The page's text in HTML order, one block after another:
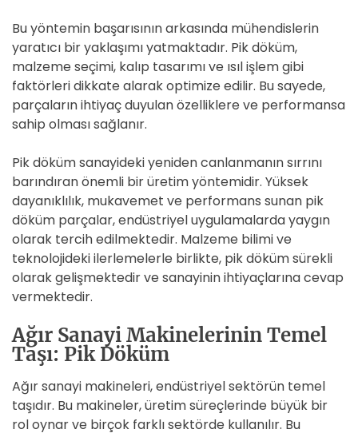
Bu yöntemin başarısının arkasında mühendislerin
yaratıcı bir yaklaşımı yatmaktadır. Pik döküm,
malzeme seçimi, kalıp tasarımı ve ısıl işlem gibi
faktörleri dikkate alarak optimize edilir. Bu sayede,
parçaların ihtiyaç duyulan özelliklere ve performansa
sahip olması sağlanır.
Pik döküm sanayideki yeniden canlanmanın sırrını
barındıran önemli bir üretim yöntemidir. Yüksek
dayanıklılık, mukavemet ve performans sunan pik
döküm parçalar, endüstriyel uygulamalarda yaygın
olarak tercih edilmektedir. Malzeme bilimi ve
teknolojideki ilerlemelerle birlikte, pik döküm sürekli
olarak gelişmektedir ve sanayinin ihtiyaçlarına cevap
vermektedir.
Ağır Sanayi Makinelerinin Temel
Taşı: Pik Döküm
Ağır sanayi makineleri, endüstriyel sektörün temel
taşıdır. Bu makineler, üretim süreçlerinde büyük bir
rol oynar ve birçok farklı sektörde kullanılır. Bu